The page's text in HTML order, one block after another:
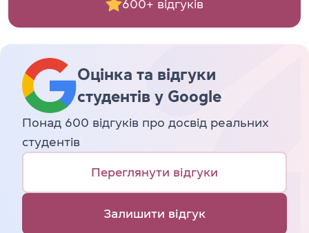
600+ відгуків
Оцінка та відгуки
студентів у Google
Понад 600 відгуків про досвід реальних
студентів
Переглянути відгуки
Залишити відгук